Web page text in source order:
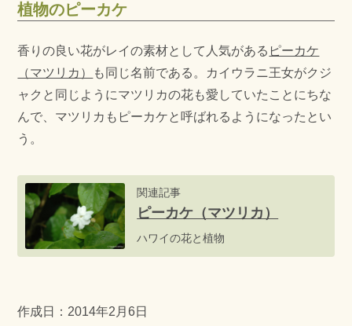
植物のピーカケ
香りの良い花がレイの素材として人気がある ピーカケ
（マツリカ）
も同じ名前である。カイウラニ王女がクジ
ャクと同じようにマツリカの花も愛していたことにちな
んで、マツリカもピーカケと呼ばれるようになったとい
う。
関連記事
ピーカケ（マツリカ）
ハワイの花と植物
作成日： 2014年2月6日